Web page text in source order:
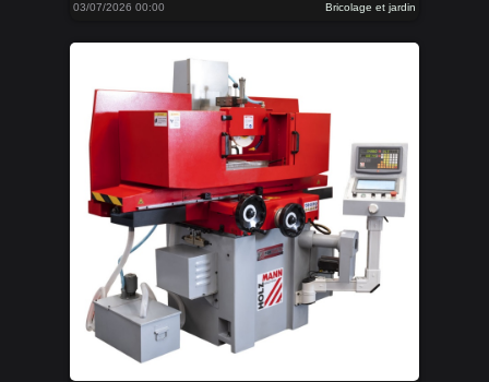
03/07/2026 00:00 Bricolage et jardin